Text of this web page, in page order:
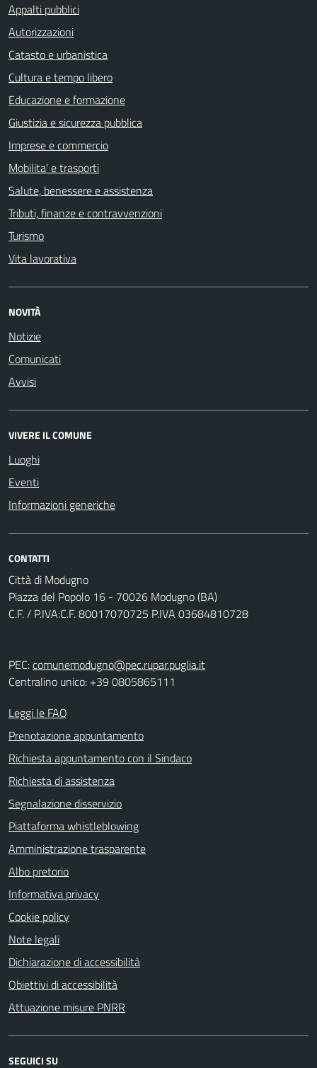
Appalti pubblici
Autorizzazioni
Catasto e urbanistica
Cultura e tempo libero
Educazione e formazione
Giustizia e sicurezza pubblica
Imprese e commercio
Mobilita' e trasporti
Salute, benessere e assistenza
Tributi, finanze e contravvenzioni
Turismo
Vita lavorativa
NOVITÀ
Notizie
Comunicati
Avvisi
VIVERE IL COMUNE
Luoghi
Eventi
Informazioni generiche
CONTATTI
Città di Modugno
Piazza del Popolo 16 - 70026 Modugno (BA)
C.F. / P.IVA:C.F. 80017070725 P.IVA 03684810728
PEC:comunemodugno@pec.rupar.puglia.it
Centralino unico: +39 0805865111
Leggi le FAQ
Prenotazione appuntamento
Richiesta appuntamento con il Sindaco
Richiesta di assistenza
Segnalazione disservizio
Piattaforma whistleblowing
Amministrazione trasparente
Albo pretorio
Informativa privacy
Cookie policy
Note legali
Dichiarazione di accessibilità
Obiettivi di accessibilità
Attuazione misure PNRR
SEGUICI SU